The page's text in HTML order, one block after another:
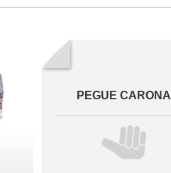
PEGUE CARONA